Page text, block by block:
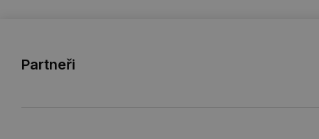
Partneři